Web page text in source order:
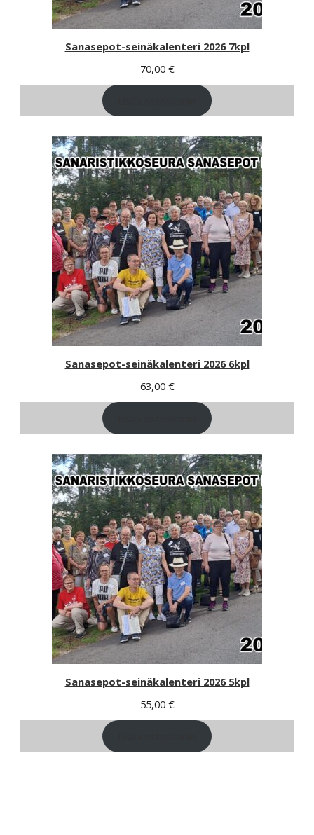
Sanasepot-seinäkalenteri 2026 7kpl
70,00 €
Sanasepot-seinäkalenteri 2026 6kpl
63,00 €
Sanasepot-seinäkalenteri 2026 5kpl
55,00 €